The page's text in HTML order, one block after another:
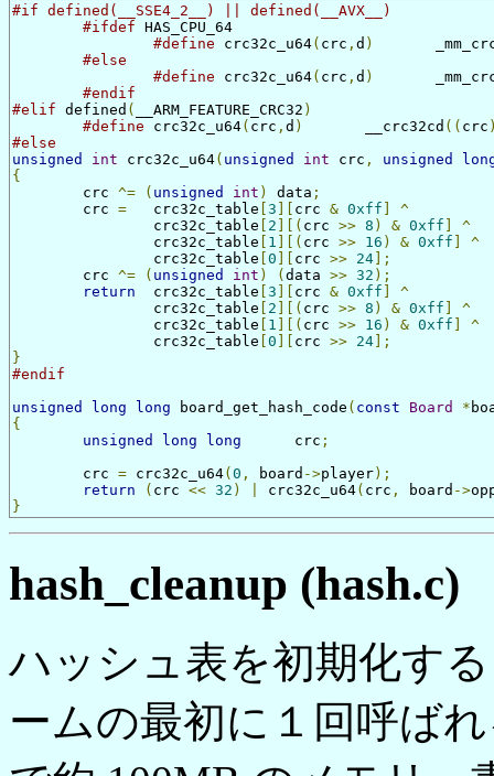
#if defined(__SSE4_2__) || defined(__AVX__)
#ifdef HAS_CPU_64
#define
	crc32c_u64
( crc , d )
#else
#define
	crc32c_u64
( crc , d )
#endif
#elif defined ( __ARM_FEATURE_CRC32 )
#define
	crc32c_u64
( crc , d )
	__crc32cd
(( crc
#else
unsigned
int crc32c_u64( unsigned int crc , unsigned
{
	crc
^= ( unsigned int ) data ;
	crc
=
	crc32c_table
3 crc & 0xff
^
		crc32c_table
2 ][( crc >> 8 ) & 0xff
^
		crc32c_table
1 ][( crc >> 16 ) & 0xff
^
		crc32c_table
0 crc >> 24 ];
	crc
^= ( unsigned int ) ( data >> 32 );
return
	crc32c_table
3 crc & 0xff
^
		crc32c_table
2 ][( crc >> 8 ) & 0xff
^
		crc32c_table
1 ][( crc >> 16 ) & 0xff
^
		crc32c_table
0 crc >> 24 ];
}
#endif
unsigned
long long board_get_hash_code ( const Board *
{
unsigned
long long
	crc
;
	crc
= crc32c_u64( 0 , board ->player);
return
( crc << 32 ) crc32c_u64( crc , board ->
}
hash_cleanup (hash.c)
ハッシュ表を初期化する
ームの最初に１回呼ば